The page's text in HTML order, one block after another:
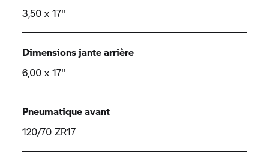
3,50 x 17"
Dimensions jante arrière
6,00 x 17"
Pneumatique avant
120/70 ZR17